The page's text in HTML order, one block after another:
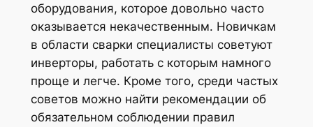
оборудования, которое довольно часто
оказывается некачественным. Новичкам
в области сварки специалисты советуют
инверторы, работать с которым намного
проще и легче. Кроме того, среди частых
советов можно найти рекомендации об
обязательном соблюдении правил